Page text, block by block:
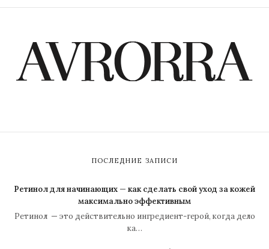
ПОСЛЕДНИЕ ЗАПИСИ
Ретинол для начинающих — как сделать свой уход за кожей
максимально эффективным
Ретинол — это действительно ингредиент-герой, когда дело
ка…